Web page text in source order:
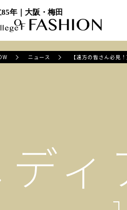
年｜大阪・梅田
ニュース 【遠方の皆さん必見
ディ